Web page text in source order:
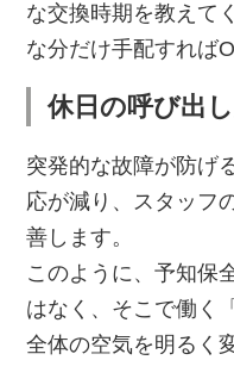
な交換時期を教えて
な分だけ手配すれば
休日の呼び出
突発的な故障が防げ
応が減り、スタッフ
善します。
このように、予知保
はなく、そこで働く
全体の空気を明るく